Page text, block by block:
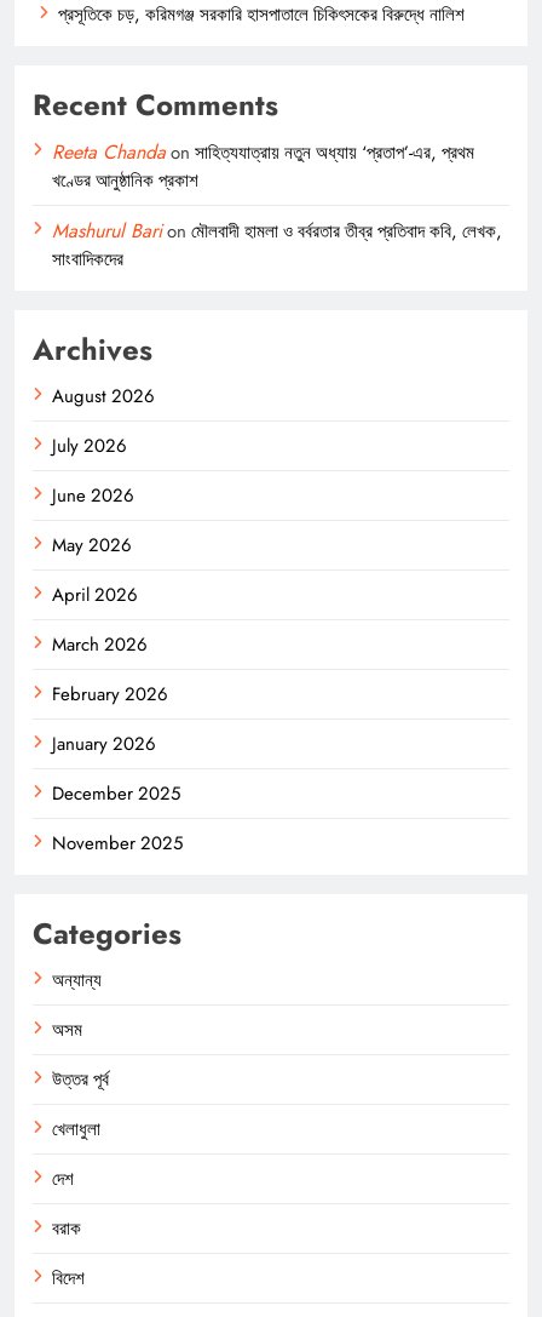
প্রসূতিকে চড়, করিমগঞ্জ সরকারি হাসপাতালে চিকিৎসকের বিরুদ্ধে নালিশ
Recent Comments
Reeta Chandaon সাহিত্যযাত্রায় নতুন অধ্যায় ‘প্রতাপ’-এর, প্রথম
খণ্ডের আনুষ্ঠানিক প্রকাশ
Mashurul Barion মৌলবাদী হামলা ও বর্বরতার তীব্র প্রতিবাদ কবি, লেখক,
সাংবাদিকদের
Archives
August 2026
July 2026
June 2026
May 2026
April 2026
March 2026
February 2026
January 2026
December 2025
November 2025
Categories
অন্যান্য
অসম
উত্তর পূর্ব
খেলাধুলা
দেশ
বরাক
বিদেশ